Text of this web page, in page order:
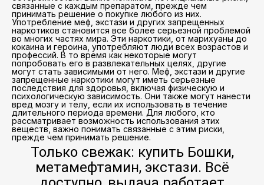
связанные с каждым препаратом, прежде чем
принимать решение о покупке любого из них.
Употребление меф, экстази и других запрещенных
наркотиков становится все более серьезной проблемой
во многих частях мира. Эти наркотики, от марихуаны до
кокаина и героина, употребляют люди всех возрастов и
профессий. В то время как некоторые могут
попробовать его в развлекательных целях, другие
могут стать зависимыми от него. Меф, экстази и другие
запрещенные наркотики могут иметь серьезные
последствия для здоровья, включая физическую и
психологическую зависимость. Они также могут нанести
вред мозгу и телу, если их использовать в течение
длительного периода времени. Для любого, кто
рассматривает возможность использования этих
веществ, важно понимать связанные с этим риски,
прежде чем принимать решение.
Только свежак: купить Бошки,
метамефтамин, экстази. Всё